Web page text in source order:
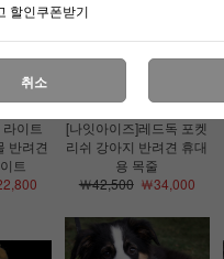
이트
반려견
트
[나잇아이즈]레드독 포켓
리쉬 강아지 반려견 휴대
용 목줄
￦42,500￦34,000
할인쿠폰받기
취소